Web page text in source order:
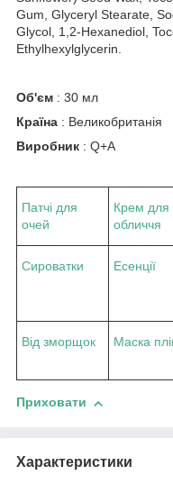
Gum, Glyceryl Stearate,
Glycol, 1,2-Hexanediol,
Ethylhexylglycerin.
Об'єм : 30 мл
Країна : Великобританія
Виробник : Q+A
Патчі для
очей
Крем для
обличчя
Сироватки Есенції
Від зморщок Маска
Приховати
Характеристики